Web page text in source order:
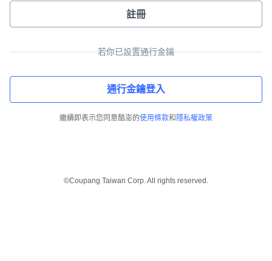
註冊
若你已設置通行金鑰
通行金鑰登入
繼續即表示您同意酷澎的使用條款和 隱私權政策
©Coupang Taiwan Corp. All rights reserved.